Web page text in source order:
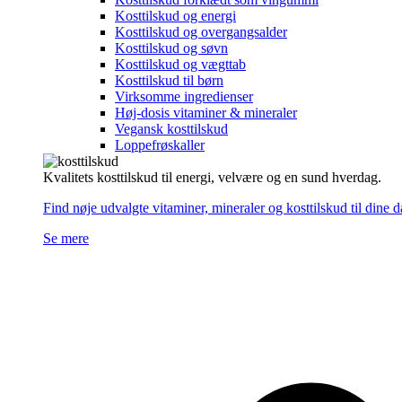
Kosttilskud og energi
Kosttilskud og overgangsalder
Kosttilskud og søvn
Kosttilskud og vægttab
Kosttilskud til børn
Virksomme ingredienser
Høj-dosis vitaminer & mineraler
Vegansk kosttilskud
Loppefrøskaller
Kvalitets kosttilskud til energi, velvære og en sund hverdag.
Find nøje udvalgte vitaminer, mineraler og kosttilskud til dine
Se mere